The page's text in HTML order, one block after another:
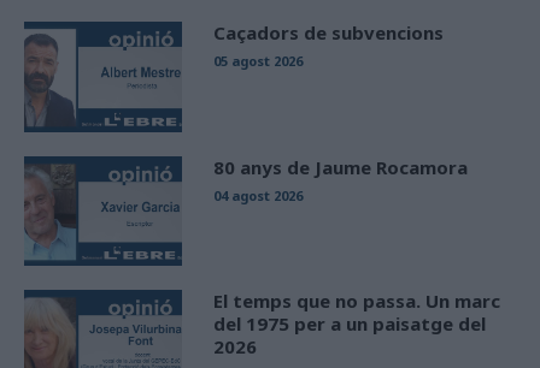
Caçadors de subvencions
05 agost 2026
80 anys de Jaume Rocamora
04 agost 2026
El temps que no passa. Un marc
del 1975 per a un paisatge del
2026